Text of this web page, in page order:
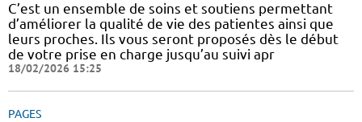
C’est un ensemble de soins et soutiens permettant
d’améliorer la qualité de vie des patientes ainsi que
leurs proches. Ils vous seront proposés dès le début
de votre prise en charge jusqu’au suivi apr
18/02/2026 15:25
PAGES